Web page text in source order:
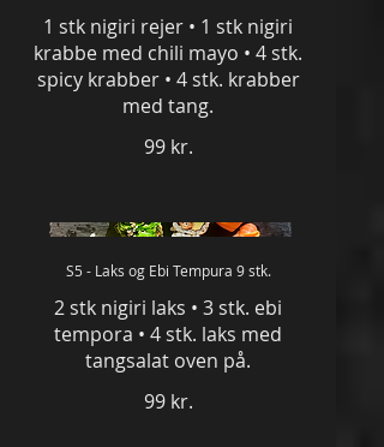
1 stk nigiri rejer • 1 stk nigiri
krabbe med chili mayo • 4 stk.
spicy krabber • 4 stk. krabber
med tang.
99 kr.
S5 - Laks og Ebi Tempura 9 stk.
2 stk nigiri laks • 3 stk. ebi
tempora • 4 stk. laks med
tangsalat oven på.
99 kr.